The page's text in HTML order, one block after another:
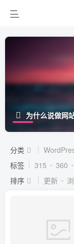
为什么说做网
分类
标签
315 360
排序
更新